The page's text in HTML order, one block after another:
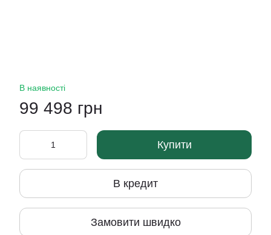
В наявності
99 498 грн
Купити
В кредит
Замовити швидко